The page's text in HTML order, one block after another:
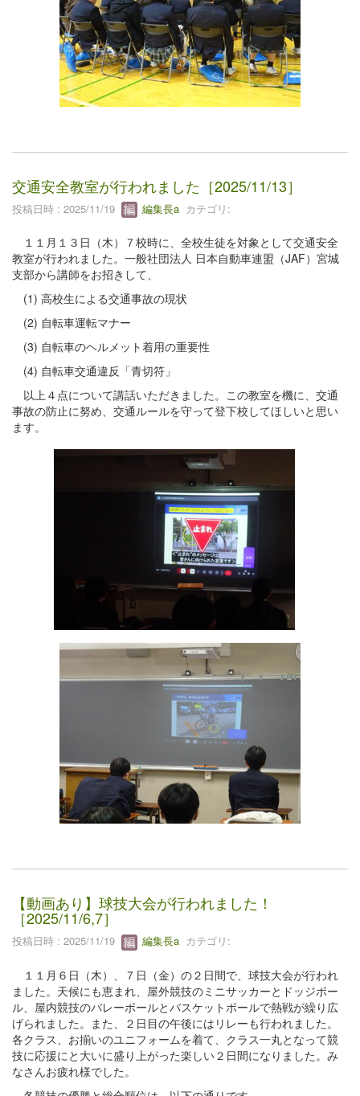
交通安全教室が行われました［2025/11/13］
投稿日時 : 2025/11/19 編集長a カテゴリ:
１１月１３日（木）７校時に、全校生徒を対象として交通安全
教室が行われました。一般社団法人 日本自動車連盟（JAF）宮城
支部から講師をお招きして、
(1) 高校生による交通事故の現状
(2) 自転車運転マナー
(3) 自転車のヘルメット着用の重要性
(4) 自転車交通違反「青切符」
以上４点について講話いただきました。この教室を機に、交通
事故の防止に努め、交通ルールを守って登下校してほしいと思い
ます。
【動画あり】球技大会が行われました！
［2025/11/6,7］
投稿日時 : 2025/11/19 編集長a カテゴリ:
１１月６日（木）、７日（金）の２日間で、球技大会が行われ
ました。天候にも恵まれ、屋外競技のミニサッカーとドッジボー
ル、屋内競技のバレーボールとバスケットボールで熱戦が繰り広
げられました。また、２日目の午後にはリレーも行われました。
各クラス、お揃いのユニフォームを着て、クラス一丸となって競
技に応援にと大いに盛り上がった楽しい２日間になりました。み
なさんお疲れ様でした。